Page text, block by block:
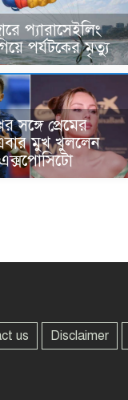
প্যারাসেইলিং
পর্যটকের মৃত্যু
সঙ্গে প্রেমের
মুখ খুললেন
us Disclaimer